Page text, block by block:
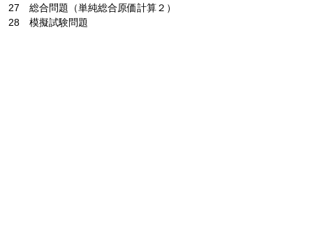
27 総合問題（単純総合原価計算２）
28 模擬試験問題